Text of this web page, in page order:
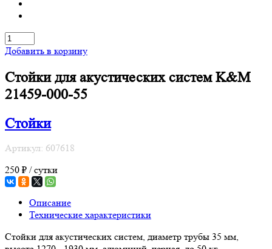
Добавить в корзину
Стойки для акустических систем K&M
21459-000-55
Стойки
Артикул: 607618
250 ₽ / сутки
Описание
Технические характеристики
Стойки для акустических систем, диаметр трубы 35 мм,